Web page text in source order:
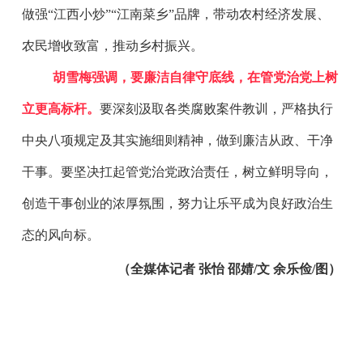
做强“江西小炒”“江南菜乡”品牌，带动农村经济发展、
农民增收致富，推动乡村振兴。
胡雪梅强调，要廉洁自律守底线，在管党治党上树
立更高标杆。 要深刻汲取各类腐败案件教训，严格执行
中央八项规定及其实施细则精神，做到廉洁从政、干净
干事。要坚决扛起管党治党政治责任，树立鲜明导向，
创造干事创业的浓厚氛围，努力让乐平成为良好政治生
态的风向标。
（全媒体记者 张怡 邵婧/文 余乐俭/图）